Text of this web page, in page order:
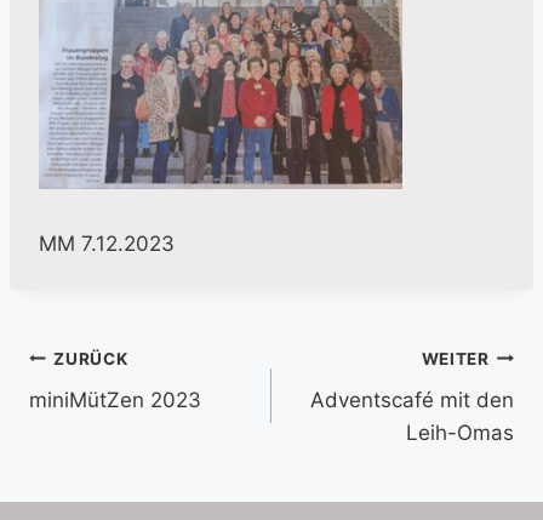
MM 7.12.2023
Beitragsnavigation
ZURÜCK
miniMütZen 2023
WEITER
Adventscafé mit den
Leih-Omas